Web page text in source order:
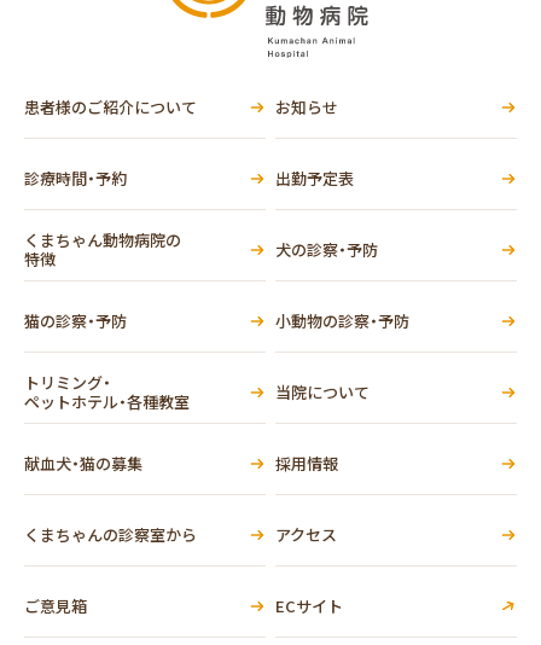
患者様のご紹介について お知らせ
診療時間・予約 出勤予定表
くまちゃん動物病院の
特徴
犬の診察・予防
猫の診察・予防 小動物の診察・予防
トリミング・
ペットホテル・各種教室
当院について
献血犬・猫の募集 採用情報
くまちゃんの診察室から アクセス
ご意見箱 ECサイト